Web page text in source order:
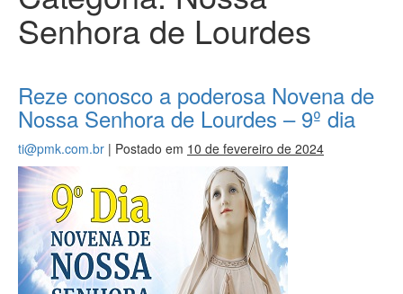
Senhora de Lourdes
Reze conosco a poderosa Novena de
Nossa Senhora de Lourdes – 9º dia
ti@pmk.com.br | Postado em 10 de fevereiro de 2024